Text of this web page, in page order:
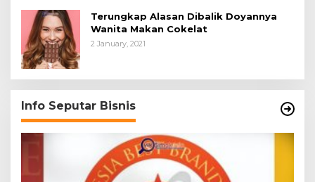
Terungkap Alasan Dibalik Doyannya
Wanita Makan Cokelat
2 January, 2021
Info Seputar Bisnis